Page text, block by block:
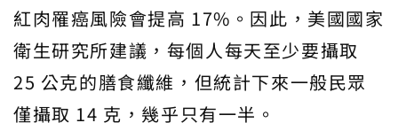
紅肉罹癌風險會提高 17%。因此，美國國家
衛生研究所建議，每個人每天至少要攝取
25 公克的膳食纖維，但統計下來一般民眾
僅攝取 14 克，幾乎只有一半。